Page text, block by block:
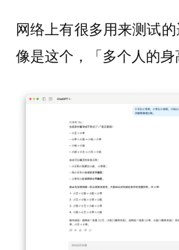
网络上有很多用来测试
像是这个，「多个人的身